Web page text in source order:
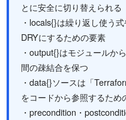
とに安全に切り替えられる
・locals{}は繰り返し使う
DRYにするための要素
・output{}はモジュールか
間の疎結合を保つ
・data{}ソースは「
をコードから参照するため
・precondition・